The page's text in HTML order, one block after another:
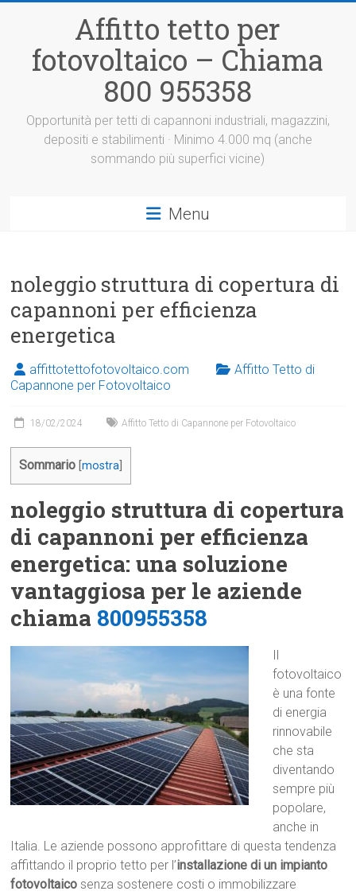
Affitto tetto per
fotovoltaico – Chiama
800 955358
Opportunità per tetti di capannoni industriali, magazzini,
depositi e stabilimenti · Minimo 4.000 mq (anche
sommando più superfici vicine)
Menu
noleggio struttura di copertura di
capannoni per efficienza
energetica
affittotettofotovoltaico.com
Affitto Tetto di
Capannone per Fotovoltaico
18/02/2024 Affitto Tetto di Capannone per Fotovoltaico
Sommario [mostra
noleggio struttura di copertura
di capannoni per efficienza
energetica: una soluzione
vantaggiosa per le aziende
chiama 800955358
fotovoltaico
è una fonte
di energia
rinnovabile
che sta
diventando
sempre più
popolare,
anche in
Italia. Le aziende possono approfittare di questa tendenza
affittando il proprio tetto per l’installazione di un impianto
fotovoltaico senza sostenere costi o immobilizzare